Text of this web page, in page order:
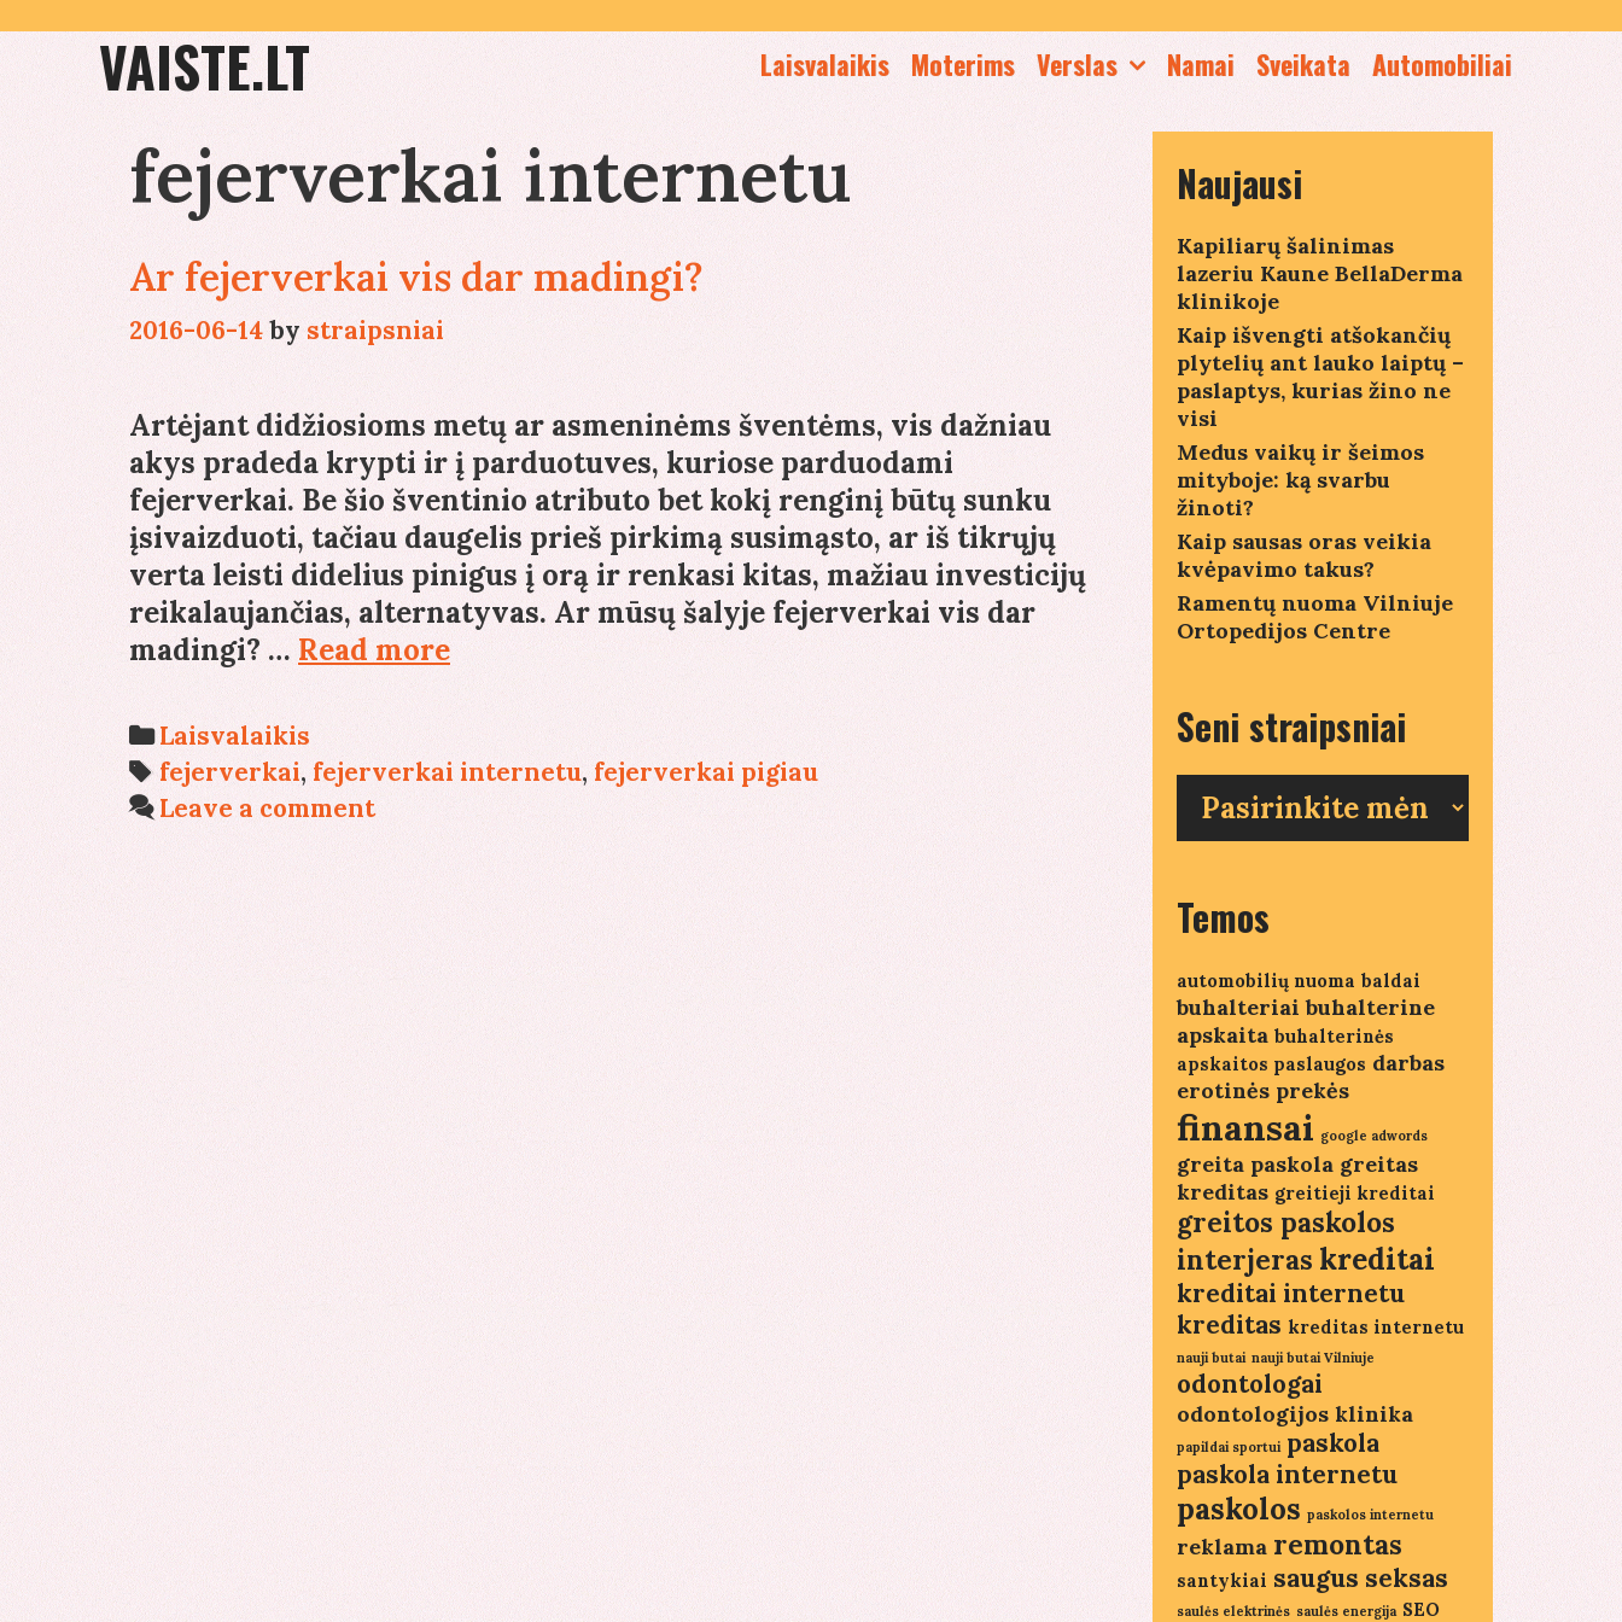
to
contentVAISTE.LT Laisvalaikis Moterims Verslas Namai Sveikata Automobiliai
fejerverkai internetu
Ar fejerverkai vis dar madingi?
2016-06-14by straipsniai
Artėjant didžiosioms metų ar asmeninėms šventėms, vis dažniau
akys pradeda krypti ir į parduotuves, kuriose parduodami
fejerverkai. Be šio šventinio atributo bet kokį renginį būtų sunku
įsivaizduoti, tačiau daugelis prieš pirkimą susimąsto, ar iš tikrųjų
verta leisti didelius pinigus į orą ir renkasi kitas, mažiau investicijų
reikalaujančias, alternatyvas. Ar mūsų šalyje fejerverkai vis dar
madingi? … Read moreAr
fejerverkai
dar
madingi?
Categories
Laisvalaikis
Tags
fejerverkai, fejerverkai internetu, fejerverkai pigiau
Leave a comment
Naujausi
Kapiliarų šalinimas
lazeriu Kaune BellaDerma
klinikoje
Kaip išvengti atšokančių
plytelių ant lauko laiptų –
paslaptys, kurias žino ne
visi
Medus vaikų ir šeimos
mityboje: ką svarbu
žinoti?
Kaip sausas oras veikia
kvėpavimo takus?
Ramentų nuoma Vilniuje
Ortopedijos Centre
Seni straipsniai
straipsniai
Temos
automobilių nuoma baldai
buhalteriai buhalterine
apskaita buhalterinės
apskaitos paslaugos darbas
erotinės prekės
finansai google adwords
greita paskola greitas
kreditas greitieji kreditai
greitos paskolos
interjeras kreditai
kreditai internetu
kreditas kreditas internetu
nauji butai nauji butai Vilniuje
odontologai
odontologijos klinika
papildai sportui paskola
paskola internetu
paskolos paskolos internetu
reklama remontas
santykiai saugus seksas
saulės elektrinės saulės energija SEO